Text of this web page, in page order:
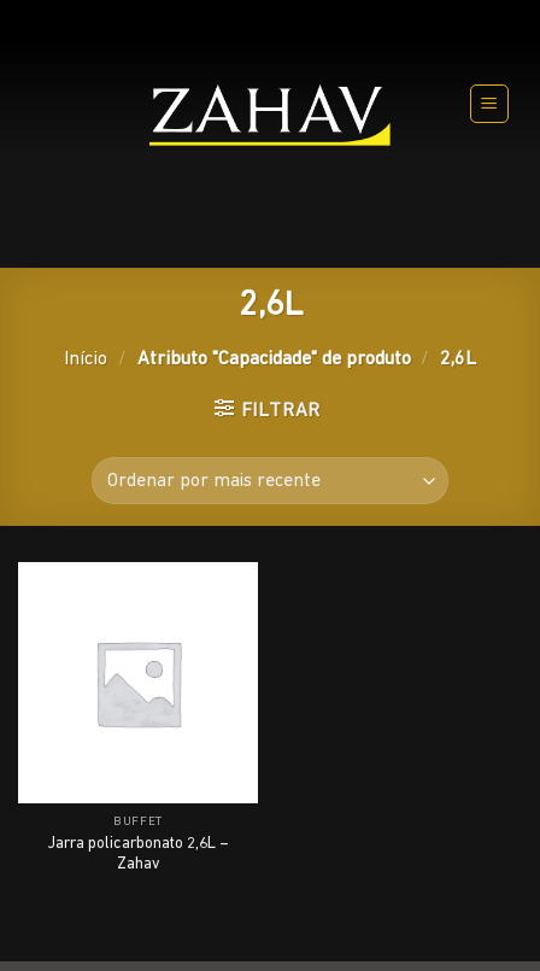
2,6L
Início / Atributo "Capacidade" de produto / 2,6L
FILTRAR
BUFFET
Jarra policarbonato 2,6L –
Zahav